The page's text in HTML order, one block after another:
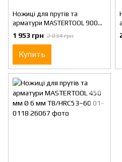
Ножиці для прутів та
арматури MASTERTOOL 900
мм Ø 12 мм T8/HRC53~60 01-
1 953 грн 2 034 грн
Купить